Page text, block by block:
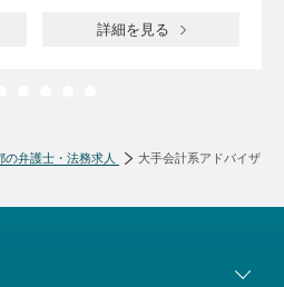
詳細を見る
の弁護士・法務求人
大手会計系アドバイザ